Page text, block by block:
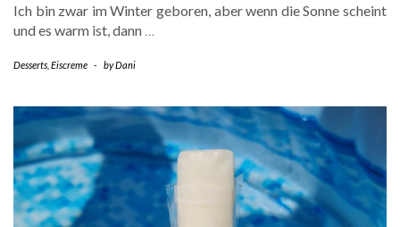
Ich bin zwar im Winter geboren, aber wenn die Sonne scheint
und es warm ist, dann
Desserts Eiscreme - byDani